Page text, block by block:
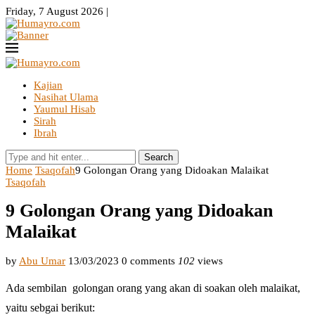
Friday, 7 August 2026 |
Kajian
Nasihat Ulama
Yaumul Hisab
Sirah
Ibrah
Search
Home Tsaqofah9 Golongan Orang yang Didoakan Malaikat
Tsaqofah
9 Golongan Orang yang Didoakan
Malaikat
by Abu Umar 13/03/2023 0 comments 102 views
Ada sembilan golongan orang yang akan di soakan oleh malaikat,
yaitu sebgai berikut: